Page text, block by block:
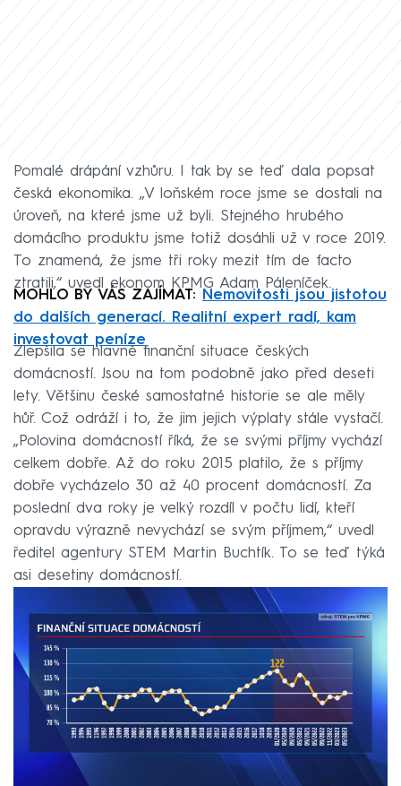
Pomalé drápání vzhůru. I tak by se teď dala popsat
česká ekonomika. „V loňském roce jsme se dostali na
úroveň, na které jsme už byli. Stejného hrubého
domácího produktu jsme totiž dosáhli už v roce 2019.
To znamená, že jsme tři roky mezit tím de facto
ztratili,“ uvedl ekonom KPMG Adam Páleníček.
MOHLO BY VÁS ZAJÍMAT:
Nemovitosti jsou jistotou
do dalších generací. Realitní expert radí, kam
investovat peníze
Zlepšila se hlavně finanční situace českých
domácností. Jsou na tom podobně jako před deseti
lety. Většinu české samostatné historie se ale měly
hůř. Což odráží i to, že jim jejich výplaty stále vystačí.
„Polovina domácností říká, že se svými příjmy vychází
celkem dobře. Až do roku 2015 platilo, že s příjmy
dobře vycházelo 30 až 40 procent domácností. Za
poslední dva roky je velký rozdíl v počtu lidí, kteří
opravdu výrazně nevychází se svým příjmem,“ uvedl
ředitel agentury STEM Martin Buchtík. To se teď týká
asi desetiny domácností.